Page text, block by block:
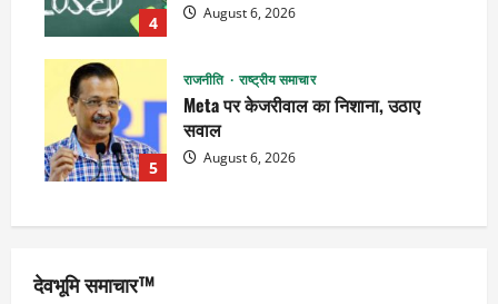
4 August 6, 2026
5
राजनीति राष्ट्रीय समाचार
Meta पर केजरीवाल का निशाना, उठाए
सवाल
August 6, 2026
देवभूमि समाचार™